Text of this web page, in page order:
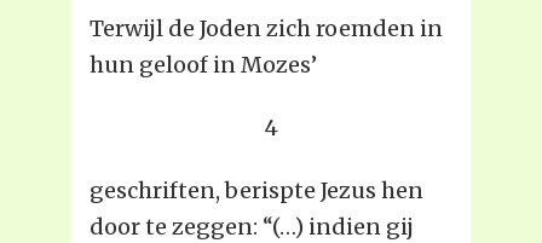
Terwijl de Joden zich roemden in
hun geloof in Mozes’
4
geschriften, berispte Jezus hen
door te zeggen: “(…) indien gij